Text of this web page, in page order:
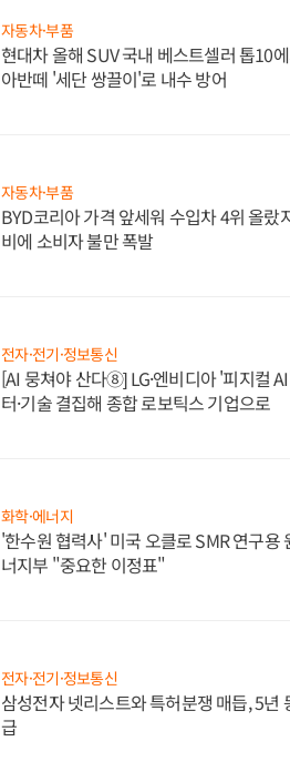
자동차·부품
현대차 올해 SUV 국내 베스트셀러 톱10
아반떼 '세단 쌍끌이'로 내수 방어
자동차·부품
BYD코리아 가격 앞세워 수입차 4위 올랐
비에 소비자 불만 폭발
전자·전기·정보통신
[AI 뭉쳐야 산다⑧] LG·엔비디아 '피지컬
터·기술 결집해 종합 로보틱스 기업으로
화학·에너지
'한수원 협력사' 미국 오클로 SMR 연구용
너지부 "중요한 이정표"
전자·전기·정보통신
삼성전자 넷리스트와 특허분쟁 매듭, 5년
급